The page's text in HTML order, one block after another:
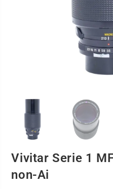
Vivitar Serie 1
non-Ai